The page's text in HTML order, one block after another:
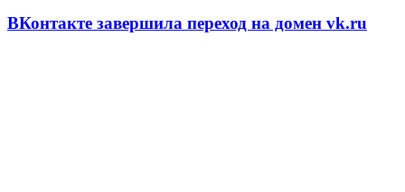
ВКонтакте завершила переход на домен vk.ru